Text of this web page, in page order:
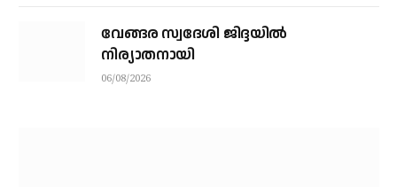
വേങ്ങര സ്വദേശി ജിദ്ദയിൽ
നിര്യാതനായി
06/08/2026